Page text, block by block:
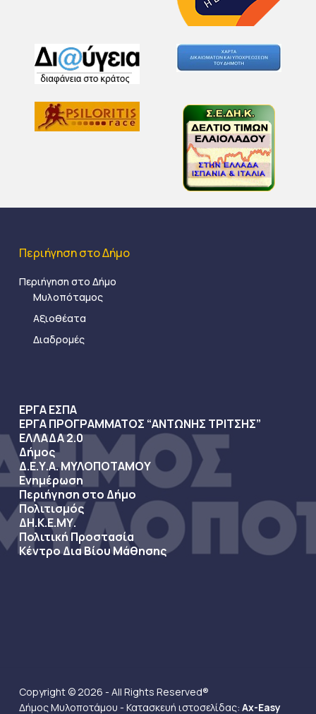
Περιήγηση στο Δήμο
Περιήγηση στο Δήμο
Μυλοπόταμος
Αξιοθέατα
Διαδρομές
ΕΡΓΑ ΕΣΠΑ
ΕΡΓΑ ΠΡΟΓΡΑΜΜΑΤΟΣ “ΑΝΤΩΝΗΣ ΤΡΙΤΣΗΣ”
ΕΛΛΑΔΑ 2.0
Δήμος
Δ.Ε.Υ.Α. ΜΥΛΟΠΟΤΑΜΟΥ
Ενημέρωση
Περιήγηση στο Δήμο
Πολιτισμός
ΔΗ.Κ.Ε.ΜΥ.
Πολιτική Προστασία
Κέντρο Δια Βίου Μάθησης
Copyright © 2026 - All Rights Reserved®
Δήμος Μυλοποτάμου - Κατασκευή ιστοσελίδας: Ax-Easy